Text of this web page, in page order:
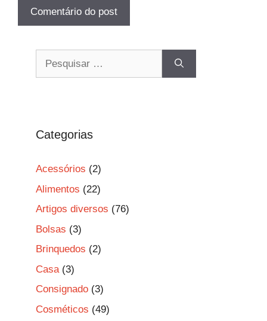
Categorias
Acessórios (2)
Alimentos (22)
Artigos diversos (76)
Bolsas (3)
Brinquedos (2)
Casa (3)
Consignado (3)
Cosméticos (49)